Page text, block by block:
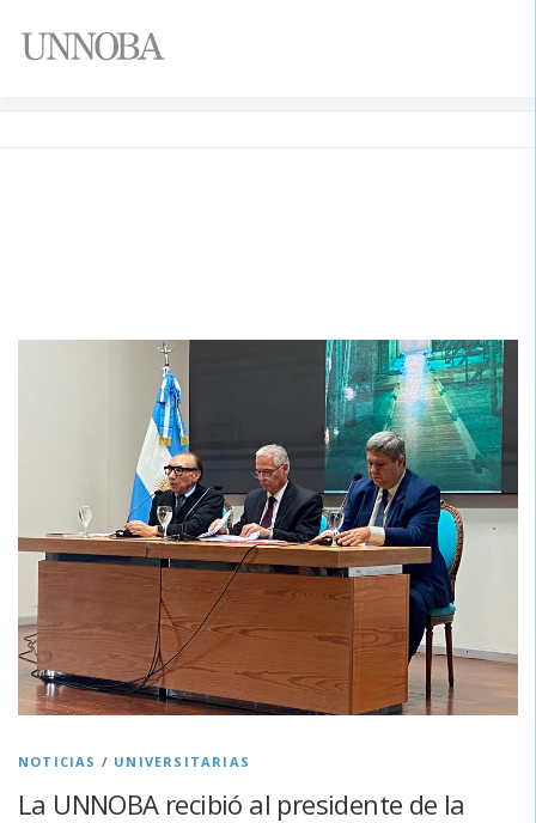
DÍA:12 DE JUNIO DE 2026
NOTICIAS / UNIVERSITARIAS
La UNNOBA recibió al presidente de la